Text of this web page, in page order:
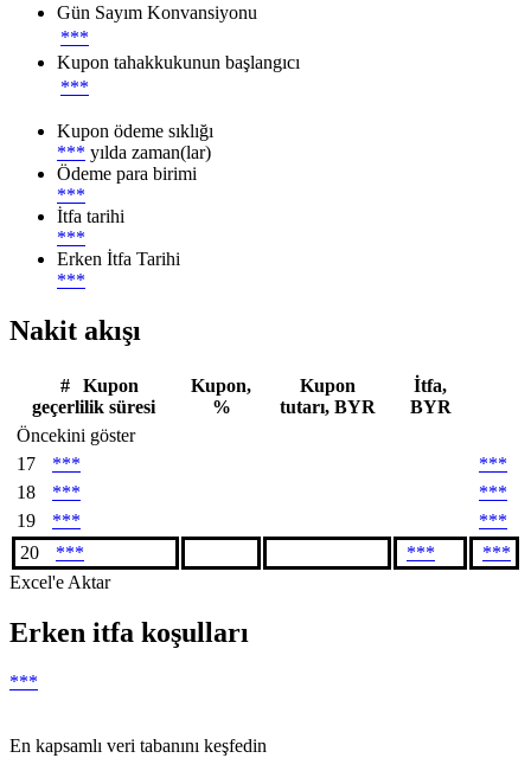
Gün Sayım Konvansiyonu
***
Kupon tahakkukunun başlangıcı
***
Kupon ödeme sıklığı
*** yılda zaman(lar)
Ödeme para birimi
***
İtfa tarihi
***
Erken İtfa Tarihi
***
Nakit akışı
#
Kupon
geçerlilik süresi
Kupon,
%
Kupon
tutarı, BYR
İtfa,
BYR
Öncekini göster
17
***
***
18
***
***
19
***
***
20
*** ***
***
Excel'e Aktar
Erken itfa koşulları
***
En kapsamlı veri tabanını keşfedin